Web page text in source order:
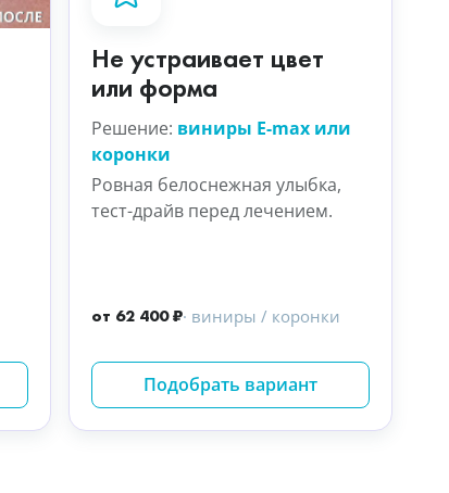
Не устраивает цвет
или форма
Решение: виниры E-max или
коронки
Ровная белоснежная улыбка,
тест-драйв перед лечением.
от 62 400 ₽· виниры / коронки
Подобрать вариант